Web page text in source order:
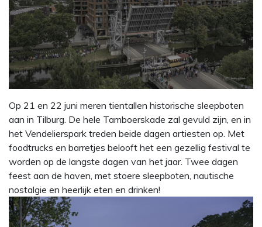
Op 21 en 22 juni meren tientallen historische sleepboten
aan in Tilburg. De hele Tamboerskade zal gevuld zijn, en in
het Vendelierspark treden beide dagen artiesten op. Met
foodtrucks en barretjes belooft het een gezellig festival te
worden op de langste dagen van het jaar. Twee dagen
feest aan de haven, met stoere sleepboten, nautische
nostalgie en heerlijk eten en drinken!